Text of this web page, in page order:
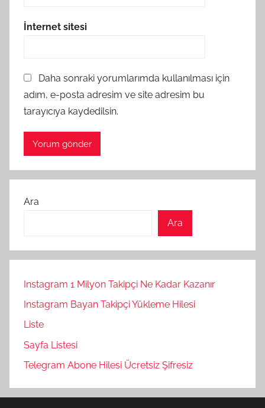
İnternet sitesi
Daha sonraki yorumlarımda kullanılması için
adım, e-posta adresim ve site adresim bu
tarayıcıya kaydedilsin.
Ara
Ara
Instagram 1 Milyon Takipçi Ne Kadar Kazanır
Instagram Bayan Takipçi Yükleme Hilesi
Liste
Sayfa Listesi
Telegram Abone Hilesi Ücretsiz Şifresiz